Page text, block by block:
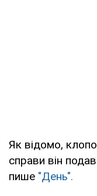
Як відомо,
справи він
пише "День".